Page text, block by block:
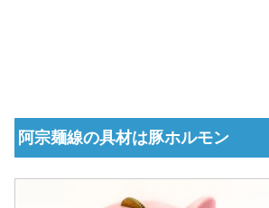
阿宗麺線の具材は豚ホルモン